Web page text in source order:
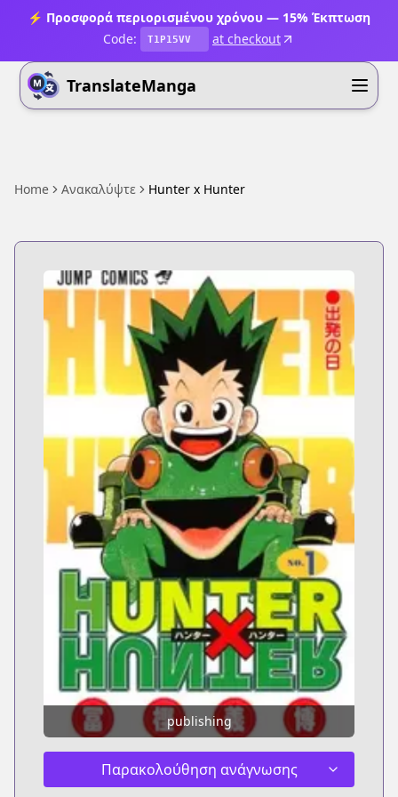
⚡ Προσφορά περιορισμένου χρόνου — 15% Έκπτωση
Code:
T1P15VV at checkout
TranslateManga
Home Ανακαλύψτε Hunter x Hunter
publishing
Παρακολούθηση ανάγνωσης